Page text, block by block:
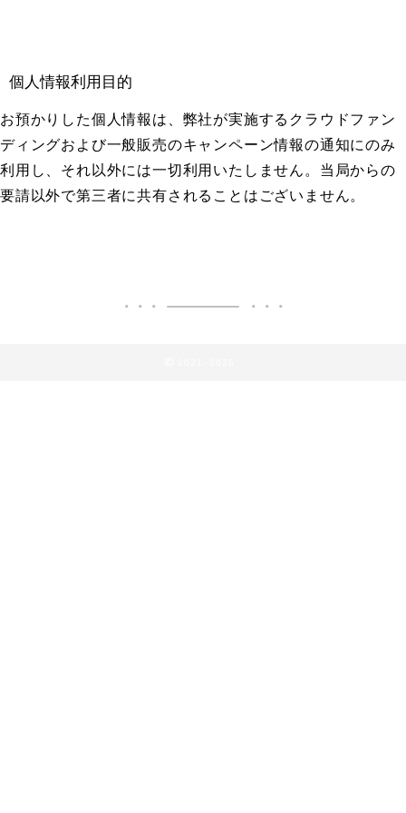
個人情報利用目的
お預かりした個人情報は、弊社が実施するクラウドファン
ディングおよび一般販売のキャンペーン情報の通知にのみ
利用し、それ以外には一切利用いたしません。当局からの
要請以外で第三者に共有されることはございません。